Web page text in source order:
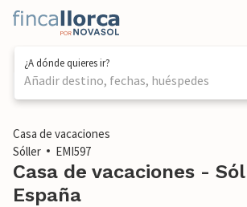
¿A dónde quieres ir?
Añadir destino, fechas, huéspedes
1 / 43
Casa de vacaciones
Sóller
EMI597
Casa de vacaciones -
España